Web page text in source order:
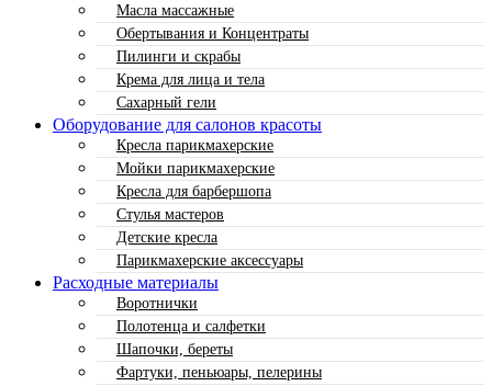
Масла массажные
Обертывания и Концентраты
Пилинги и скрабы
Крема для лица и тела
Сахарный гели
Оборудование для салонов красоты
Кресла парикмахерские
Мойки парикмахерские
Кресла для барбершопа
Стулья мастеров
Детские кресла
Парикмахерские аксессуары
Расходные материалы
Воротнички
Полотенца и салфетки
Шапочки, береты
Фартуки, пеньюары, пелерины